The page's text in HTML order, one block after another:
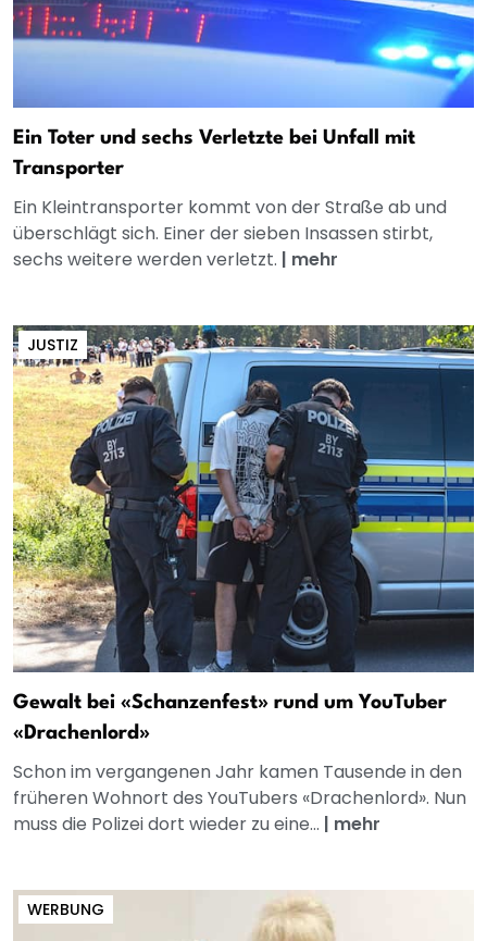
Ein Toter und sechs Verletzte bei Unfall mit
Transporter
Ein Kleintransporter kommt von der Straße ab und
überschlägt sich. Einer der sieben Insassen stirbt,
sechs weitere werden verletzt. | mehr
JUSTIZ
Gewalt bei «Schanzenfest» rund um YouTuber
«Drachenlord»
Schon im vergangenen Jahr kamen Tausende in den
früheren Wohnort des YouTubers «Drachenlord». Nun
muss die Polizei dort wieder zu eine... | mehr
WERBUNG